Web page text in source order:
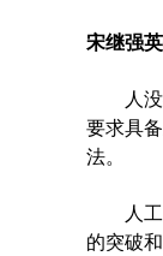
宋继强
人没
要求具
法。
人工
的突破